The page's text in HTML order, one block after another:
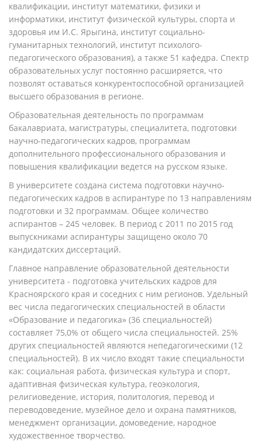
квалификации, институт математики, физики и
информатики, институт физической культуры, спорта и
здоровья им И.С. Ярыгина, институт социально-
гуманитарных технологий, институт психолого-
педагогического образования), а также 51 кафедра. Спектр
образовательных услуг постоянно расширяется, что
позволят оставаться конкурентоспособной организацией
высшего образования в регионе.
Образовательная деятельность по программам
бакалавриата, магистратуры, специалитета, подготовки
научно-педагогических кадров, программам
дополнительного профессионального образования и
повышения квалификации ведется на русском языке.
В университете создана система подготовки научно-
педагогических кадров в аспирантуре по 13 направлениям
подготовки и 32 программам. Общее количество
аспирантов – 245 человек. В период с 2011 по 2015 год
выпускниками аспирантуры защищено около 70
кандидатских диссертаций.
Главное направление образовательной деятельности
университета - подготовка учительских кадров для
Красноярского края и соседних с ним регионов. Удельный
вес числа педагогических специальностей в области
«Образование и педагогика» (36 специальностей)
составляет 75,0% от общего числа специальностей. 25%
других специальностей являются непедагогическими (12
специальностей). В их число входят такие специальности
как: социальная работа, физическая культура и спорт,
адаптивная физическая культура, геоэкология,
религиоведение, история, политология, перевод и
переводоведение, музейное дело и охрана памятников,
менеджмент организации, домоведение, народное
художественное творчество.